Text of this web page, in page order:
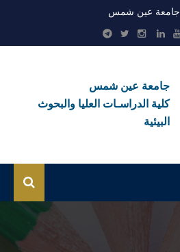
جامعة عين شمس
جامعة عين شمس
كلية الدراسـات العليا والبحوث
البيئية